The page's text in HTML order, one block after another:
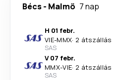
Bécs- Malmö 7 nap
H 01 febr.
VIE-MMX· 2 átszállás
SAS
V 07 febr.
MMX-VIE· 2 átszállás
SAS